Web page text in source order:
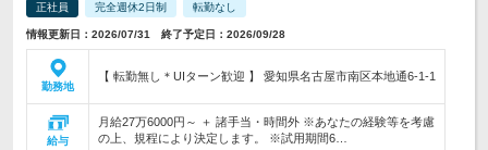
正社員 完全週休2日制 転勤なし
情報更新日：2026/07/31 終了予定日：2026/09/28
勤務地
【 転勤無し＊UIターン歓迎 】 愛知県名古屋市南区本地通6-1-1
給与
月給27万6000円～ ＋ 諸手当・時間外 ※あなたの経験等を考慮
の上、規程により決定します。 ※試用期間6…